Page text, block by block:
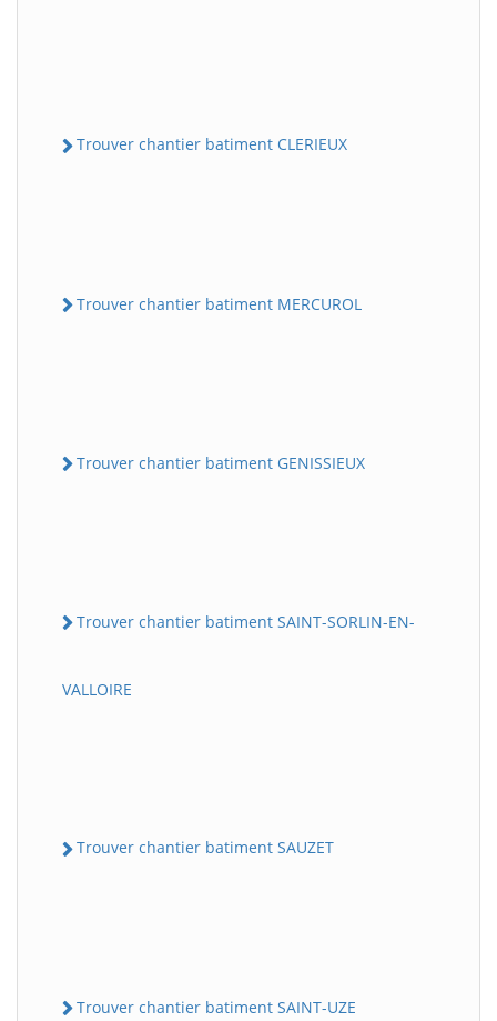
Trouver chantier batiment CLERIEUX
Trouver chantier batiment MERCUROL
Trouver chantier batiment GENISSIEUX
Trouver chantier batiment SAINT-SORLIN-EN-
VALLOIRE
Trouver chantier batiment SAUZET
Trouver chantier batiment SAINT-UZE